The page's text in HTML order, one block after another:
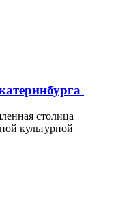
столица
культурной